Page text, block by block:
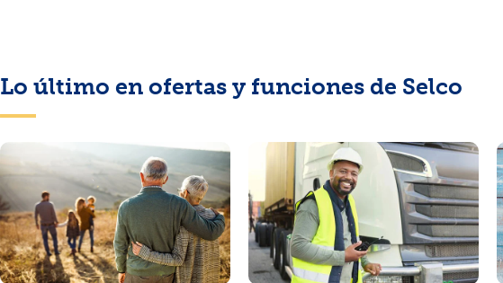
Lo último en ofertas y funciones de Selco